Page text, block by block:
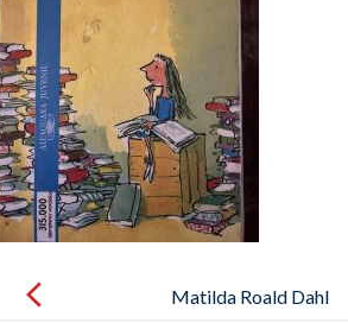
navigation
Matilda Roald Dahl